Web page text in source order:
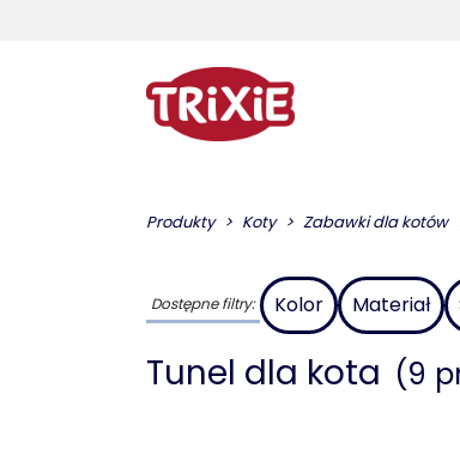
Produkty Koty Zabawki dla kotów
Dostępne filtry: Kolor Materiał
Tunel dla kota (9